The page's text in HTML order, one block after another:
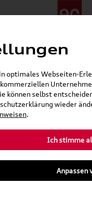
- 13:00 Uhr
- 13:00 Uhr
optimales Webseiten-
können selbst
wieder
.
Ich stimme
Anpassen